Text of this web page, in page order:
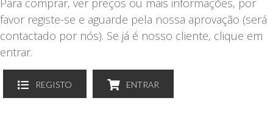
Para comprar, ver preços ou mais informações, por
favor registe-se e aguarde pela nossa aprovação (será
contactado por nós). Se já é nosso cliente, clique em
entrar.
REGISTO ENTRAR